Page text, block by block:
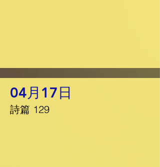
04月17日
詩篇 129